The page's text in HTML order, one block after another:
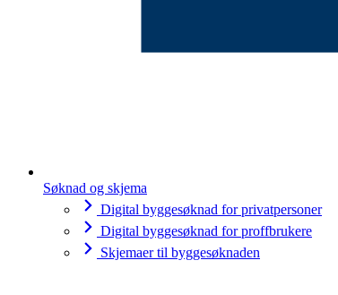
Søknad og skjema
Digital byggesøknad for privatpersoner
Digital byggesøknad for proffbrukere
Skjemaer til byggesøknaden